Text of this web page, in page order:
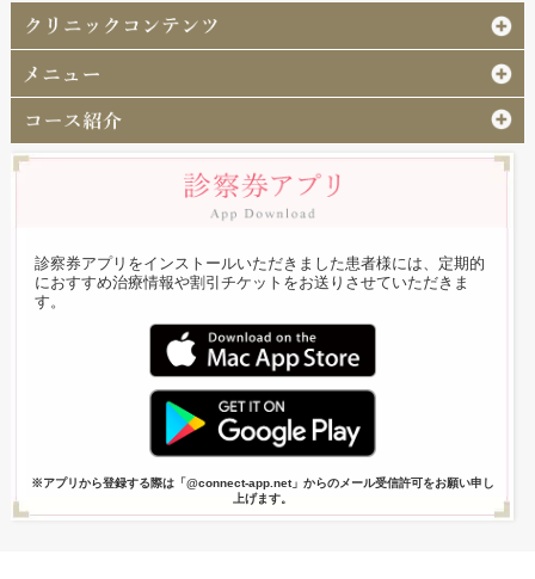
診察券アプリをインストールいただきました患者様には、定期的
におすすめ治療情報や割引チケットをお送りさせていただきま
す。
※アプリから登録する際は「@connect-app.net」からのメール受信許可をお願い申し
上げます。